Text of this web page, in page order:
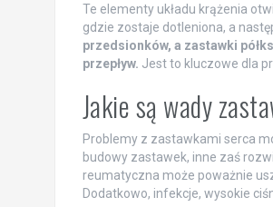
Te elementy układu krążenia
gdzie zostaje dotleniona, a
przedsionków, a zastawki
przepływ. Jest to kluczowe dla
Jakie są wady
Problemy z zastawkami serca
budowy zastawek, inne zaś
reumatyczna może poważnie
Dodatkowo, infekcje, wysokie